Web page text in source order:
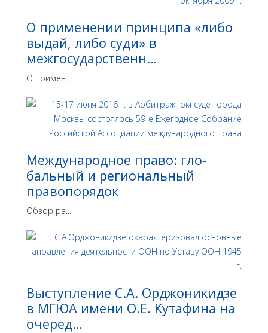
О применении принципа «либо
выдай, либо суди» в
межгосударственн…
О примен...
Международное право: гло­
бальный и региональный
правопорядок
Обзор ра...
Выступление С.А. Орджоникидзе
в МГЮА имени О.Е. Кутафина на
очеред…